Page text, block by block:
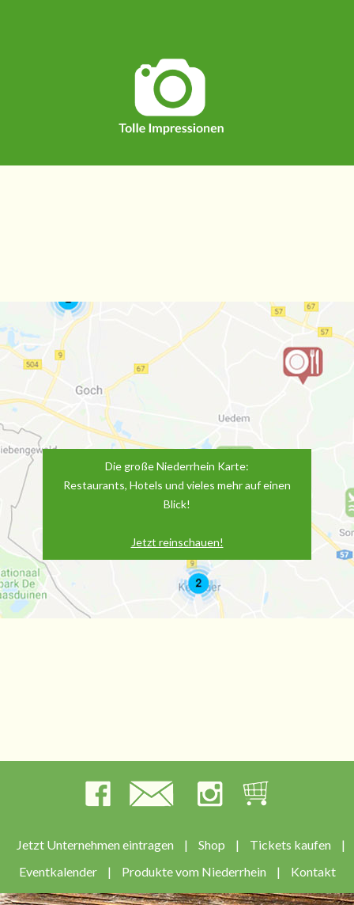
Die große Niederrhein Karte:
Restaurants, Hotels und vieles mehr auf einen
Blick!
Jetzt reinschauen!
Jetzt Unternehmen eintragen | Shop | Tickets kaufen
|
Eventkalender
| Produkte vom Niederrhein | Kontakt